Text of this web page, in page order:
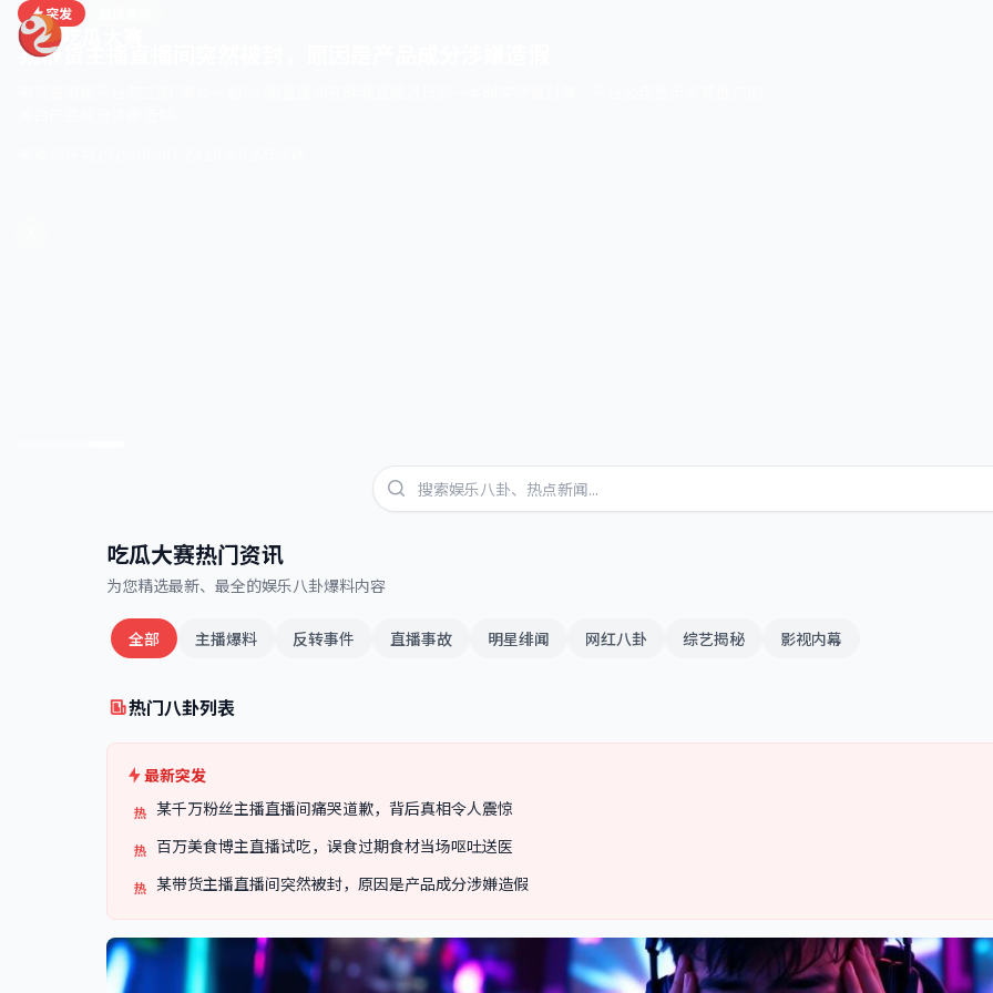
吃瓜大赛
突发
某带货主播直播间突然被封，原因是产品成分涉嫌造假
吃瓜大赛热门资讯
为您精选最新、最全的娱乐八卦爆料内容
全部 主播爆料 反转事件 直播事故 明星绯闻 网红八卦 综艺揭秘 影视内幕
热门八卦列表
最新突发
热 某千万粉丝主播直播间痛哭道歉，背后真相令人震惊
热 百万美食博主直播试吃，误食过期食材当场呕吐送医
热 某带货主播直播间突然被封，原因是产品成分涉嫌造假